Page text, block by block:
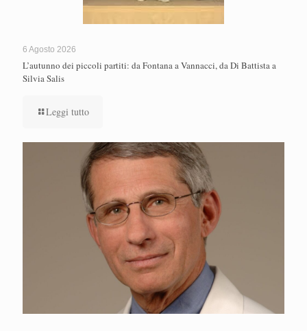
6 Agosto 2026
L’autunno dei piccoli partiti: da Fontana a Vannacci, da Di Battista a
Silvia Salis
Leggi tutto